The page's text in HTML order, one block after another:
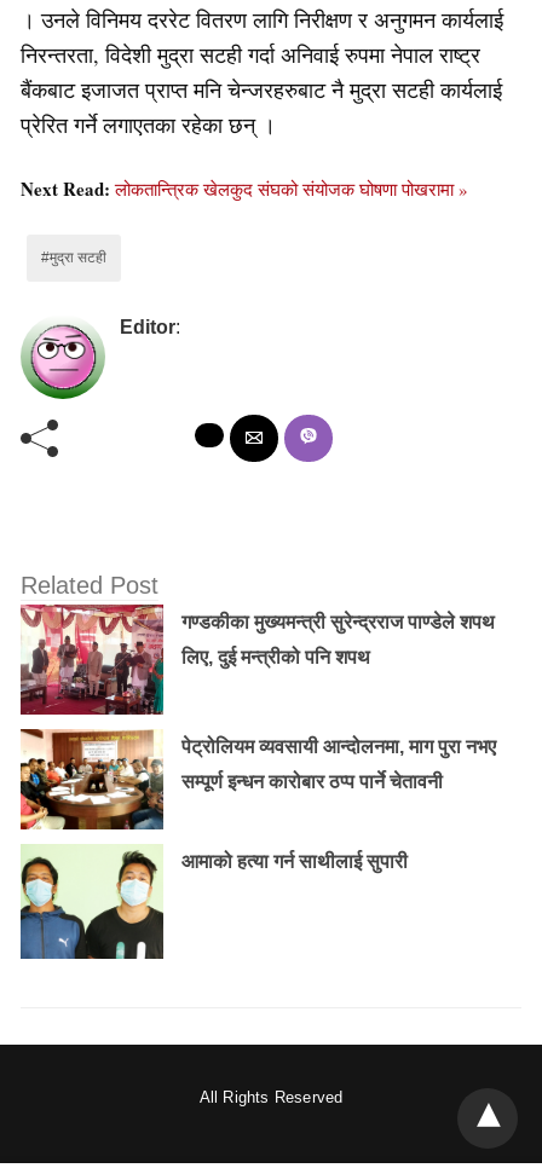
। उनले विनिमय दररेट वितरण लागि निरीक्षण र अनुगमन कार्यलाई
निरन्तरता, विदेशी मुद्रा सटही गर्दा अनिवाई रुपमा नेपाल राष्ट्र
बैंकबाट इजाजत प्राप्त मनि चेन्जरहरुबाट नै मुद्रा सटही कार्यलाई
प्रेरित गर्ने लगाएतका रहेका छन् ।
Next Read:लोकतान्त्रिक खेलकुद संघको संयोजक घोषणा पोखरामा »
#मुद्रा सटही
Editor:
Related Post
गण्डकीका मुख्यमन्त्री सुरेन्द्रराज पाण्डेले शपथ
लिए, दुई मन्त्रीको पनि शपथ
पेट्रोलियम व्यवसायी आन्दोलनमा, माग पुरा नभए
सम्पूर्ण इन्धन कारोबार ठप्प पार्ने चेतावनी
आमाको हत्या गर्न साथीलाई सुपारी
All Rights Reserved